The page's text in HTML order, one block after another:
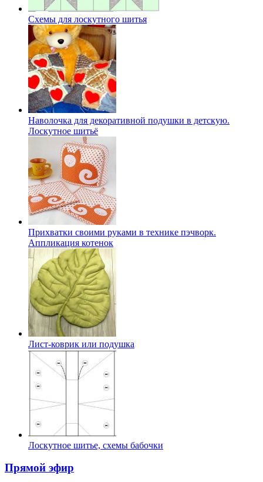
Схемы для лоскутного шитья
Наволочка для декоративной подушки в детскую.
Лоскутное шитьё
Прихватки своими руками в технике пэчворк.
Аппликация котенок
Лист-коврик или подушка
Лоскутное шитье, схемы бабочки
Прямой эфир